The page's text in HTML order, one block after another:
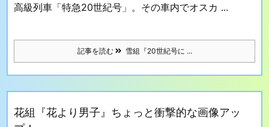
高級列車「特急20世紀号」。その車内でオスカ ...
記事を読む 雪組『20世紀号に ...
花組『花より男子』ちょっと衝撃的な画像アッ